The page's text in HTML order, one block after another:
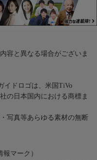
容と異なる場合がございま
イドロゴは、米国TiVo
の日本国内における商標ま
写真等あらゆる素材の無断
マーク）